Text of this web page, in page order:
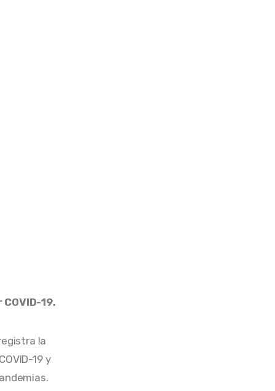
19.
la
19 y